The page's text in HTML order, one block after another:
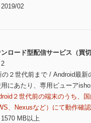
2019/02
ロード型配信サービス（買切
2
の２世代前まで / Android最新
にあたり、専用ビューア
２世代前の端末のうち、
、Nexusなど）にて動作確
1570 MB以上